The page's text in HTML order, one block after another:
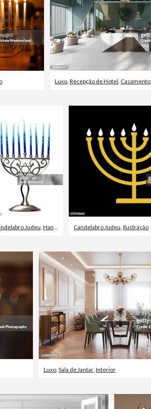
Luxo ,Recepção de Hotel Casamento
Judeu, Hanukkah Figura para recortar
Candelabro Judeu, Ilustração
Luxo ,Sala de Jantar ,Interior